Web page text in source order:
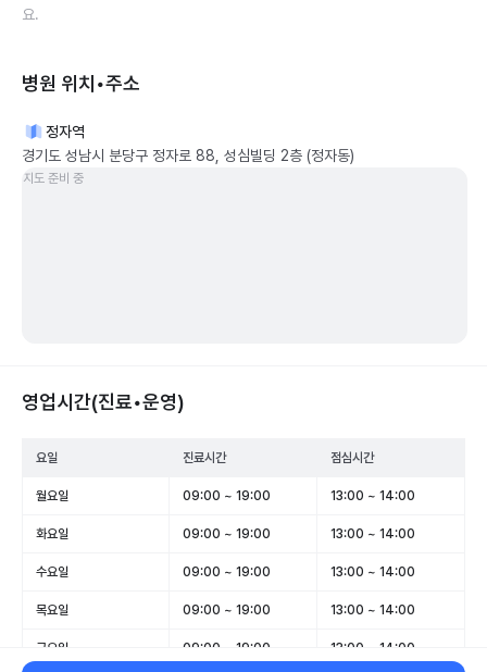
요.
병원 위치•주소
정자역
경기도 성남시 분당구 정자로 88, 성심빌딩 2층 (정자동)
지도 준비 중
영업시간(진료•운영)
요일 진료시간 점심시간
월요일 09:00 ~ 19:00 13:00 ~ 14:00
화요일 09:00 ~ 19:00 13:00 ~ 14:00
수요일 09:00 ~ 19:00 13:00 ~ 14:00
목요일 09:00 ~ 19:00 13:00 ~ 14:00
금요일 09:00 ~ 19:00 13:00 ~ 14:00